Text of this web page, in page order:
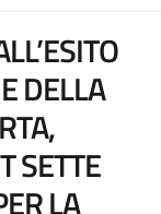
DELLA
SETTE
LA